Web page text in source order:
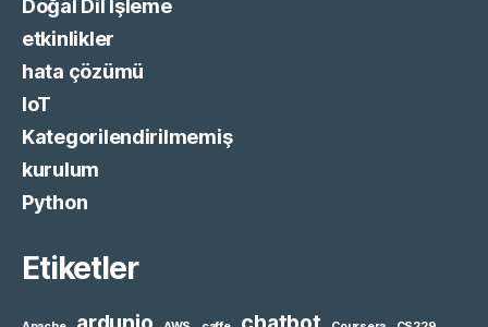
Doğal Dil İşleme
etkinlikler
hata çözümü
IoT
Kategorilendirilmemiş
kurulum
Python
Etiketler